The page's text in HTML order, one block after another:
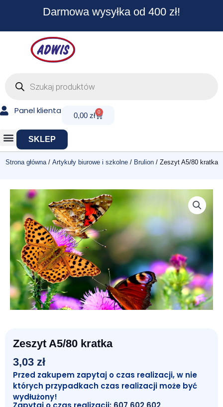
Darmowa wysyłka od 400 zł!
Panel klienta 0,00 zł 0
Cart
SKLEP
Strona główna/ Artykuły biurowe i szkolne/ Brulion/ Zeszyt A5/80 kratka
Zeszyt A5/80 kratka
3,03 zł
Przed zakupem zapytaj o czas realizacji, w nie
których przypadkach czas realizacji może być
wydłużony!